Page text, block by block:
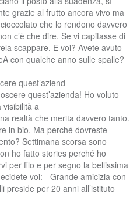
quest’aziend